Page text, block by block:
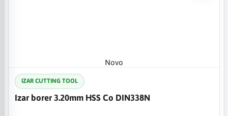
Novo
IZAR CUTTING TOOL
Izar borer 3.20mm HSS Co DIN338N